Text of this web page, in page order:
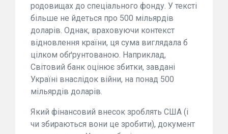
родовищах до спеціального фонду. У тексті
більше не йдеться про 500 мільярдів
доларів. Однак, враховуючи контекст
відновлення країни, ця сума виглядала б
цілком обґрунтованою. Наприклад,
Світовий банк оцінює збитки, завдані
Україні внаслідок війни, на понад 500
мільярдів доларів.
Який фінансовий внесок зроблять США (і
чи збираються вони це зробити), документ